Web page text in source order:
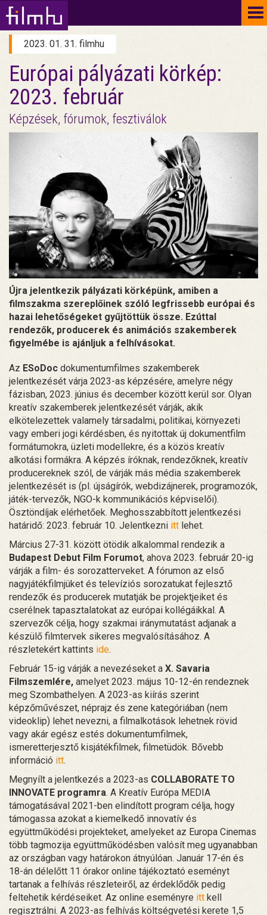
2023. 01. 31. filmhu
Európai pályázati körkép:
2023. február
Képzések, fórumok, fesztiválok
Újra jelentkezik pályázati körképünk, amiben a
filmszakma szereplőinek szóló legfrissebb európai és
hazai lehetőségeket gyűjtöttük össze. Ezúttal
rendezők, producerek és animációs szakemberek
figyelmébe is ajánljuk a felhívásokat.
Az ESoDoc dokumentumfilmes szakemberek
jelentkezését várja 2023-as képzésére, amelyre négy
fázisban, 2023. június és december között kerül sor. Olyan
kreatív szakemberek jelentkezését várják, akik
elkötelezettek valamely társadalmi, politikai, környezeti
vagy emberi jogi kérdésben, és nyitottak új dokumentfilm
formátumokra, üzleti modellekre, és a közös kreatív
alkotási formákra. A képzés íróknak, rendezőknek, kreatív
producereknek szól, de várják más média szakemberek
jelentkezését is (pl. újságírók, webdizájnerek, programozók,
játék-tervezők, NGO-k kommunikációs képviselői).
Ösztöndíjak elérhetőek. Meghosszabbított jelentkezési
határidő: 2023. február 10. Jelentkezni itt lehet.
Március 27-31. között ötödik alkalommal rendezik a
Budapest Debut Film Forumot, ahova 2023. február 20-ig
várják a film- és sorozatterveket. A fórumon az első
nagyjátékfilmjüket és televíziós sorozatukat fejlesztő
rendezők és producerek mutatják be projektjeiket és
cserélnek tapasztalatokat az európai kollégáikkal. A
szervezők célja, hogy szakmai iránymutatást adjanak a
készülő filmtervek sikeres megvalósításához. A
részletekért kattints ide.
Február 15-ig várják a nevezéseket a X. Savaria
Filmszemlére, amelyet 2023. május 10-12-én rendeznek
meg Szombathelyen. A 2023-as kiírás szerint
képzőművészet, néprajz és zene kategóriában (nem
videoklip) lehet nevezni, a filmalkotások lehetnek rövid
vagy akár egész estés dokumentumfilmek,
ismeretterjesztő kisjátékfilmek, filmetüdök. Bővebb
információ itt.
Megnyílt a jelentkezés a 2023-as COLLABORATE TO
INNOVATE programra. A Kreatív Európa MEDIA
támogatásával 2021-ben elindított program célja, hogy
támogassa azokat a kiemelkedő innovatív és
együttműködési projekteket, amelyeket az Europa Cinemas
több tagmozija együttműködésben valósít meg ugyanabban
az országban vagy határokon átnyúlóan. Január 17-én és
18-án délelőtt 11 órakor online tájékoztató eseményt
tartanak a felhívás részleteiről, az érdeklődők pedig
feltehetik kérdéseiket. Az online eseményre itt kell
regisztrálni. A 2023-as felhívás költségvetési kerete 1,5